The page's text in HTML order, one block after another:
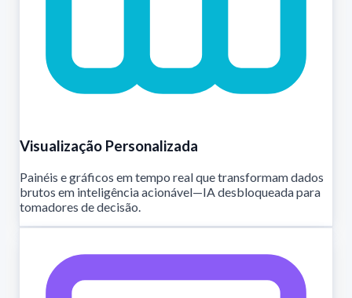
Visualização Personalizada
Painéis e gráficos em tempo real que transformam dados
brutos em inteligência acionável—IA desbloqueada para
tomadores de decisão.